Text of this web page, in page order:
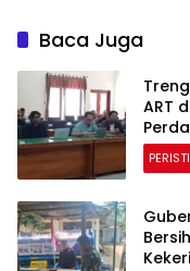
Karhutla
Baca Juga
ART